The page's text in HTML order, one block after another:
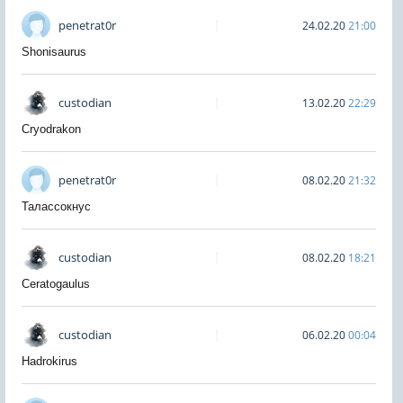
penetrat0r 24.02.2021:00
Shonisaurus
custodian 13.02.2022:29
Cryodrakon
penetrat0r 08.02.2021:32
Талассокнус
custodian 08.02.20 18:21
Ceratogaulus
custodian 06.02.2000:04
Hadrokirus